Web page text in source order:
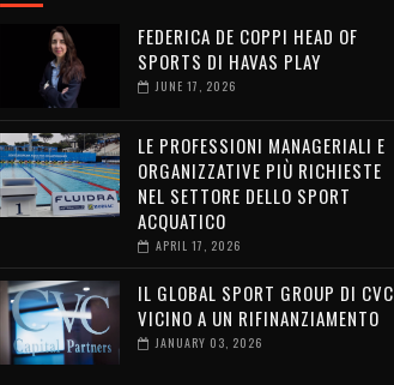
FEDERICA DE COPPI HEAD OF
SPORTS DI HAVAS PLAY
JUNE 17, 2026
LE PROFESSIONI MANAGERIALI E
ORGANIZZATIVE PIÙ RICHIESTE
NEL SETTORE DELLO SPORT
ACQUATICO
APRIL 17, 2026
IL GLOBAL SPORT GROUP DI CVC
VICINO A UN RIFINANZIAMENTO
JANUARY 03, 2026